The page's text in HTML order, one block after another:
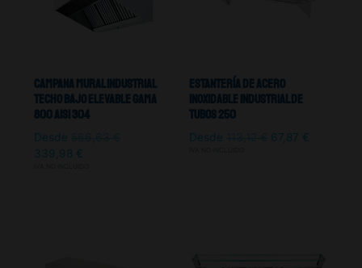
Campana Mural Industrial
Techo Bajo Elevable Gama
800 Aisi 304
Desde
339,98 €
Estantería De Acero
Inoxidable Industrial De
Tubos 250
Desde 67,87 €